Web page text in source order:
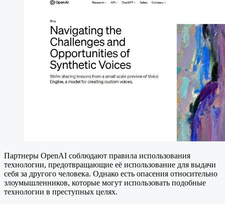
Партнеры OpenAI соблюдают правила использования
технологии, предотвращающие её использование для выдачи
себя за другого человека. Однако есть опасения относительно
злоумышленников, которые могут использовать подобные
технологии в преступных целях.